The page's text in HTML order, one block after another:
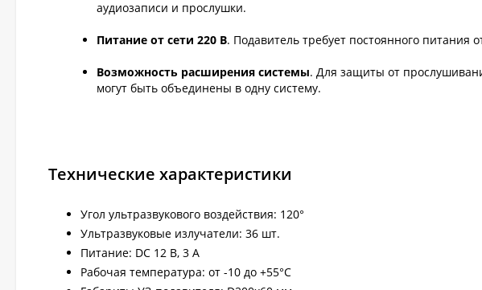
аудиозаписи и прослушки.
Питание от сети 220 В. Подавитель требует постоянного питания
Возможность расширения системы. Для защиты от
могут быть объединены в одну систему.
Технические характеристики
Угол ультразвукового воздействия: 120°
Ультразвуковые излучатели: 36 шт.
Питание: DC 12 В, 3 А
Рабочая температура: от -10 до +55°C